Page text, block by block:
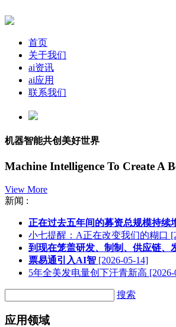
首页
关于我们
ai资讯
ai应用
联系我们
机器智能共创美好世界
Machine Intelligence To Create A
View More
新闻 :
正在过去五年间的募资总规模持续
小七提醒：A正在改变我们的糊口
到现在笼盖研发、制制、供应链、
票易通引入AI智 [2026-05-14]
5年全美发电量创下汗青新高
搜索
应用领域